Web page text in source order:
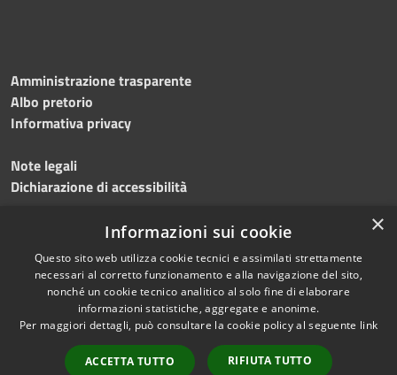
Amministrazione trasparente
Albo pretorio
Informativa privacy
Note legali
Dichiarazione di accessibilità
Meccanismo di feedback
Accessibilità
Copyright © 2026 • Comune di
Gerenzano • Powered by
Municipium•
Accesso
×
Informazioni sui cookie
Questo sito web utilizza cookie tecnici e assimilati strettamente
necessari al corretto funzionamento e alla navigazione del sito,
nonché un cookie tecnico analitico al solo fine di elaborare
informazioni statistiche, aggregate e anonime.
Per maggiori dettagli, può consultare la cookie policy al seguente link
ACCETTA TUTTO RIFIUTA TUTTO